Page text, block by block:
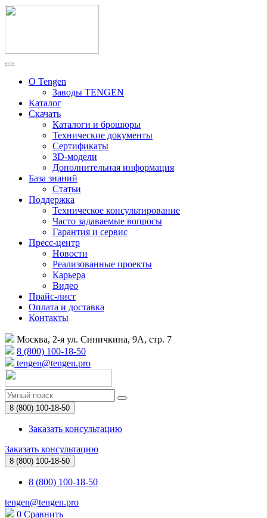
О Tengen
Заводы TENGEN
Каталог
Скачать
Каталоги и брошюры
Технические документы
Сертификаты
3D-модели
Дополнительная информация
База знаний
Статьи
Поддержка
Техническое консультирование
Часто задаваемые вопросы
Гарантия и сервис
Пресс-центр
Новости
Реализованные проекты
Карьера
Видео
Прайс-лист
Оплата и доставка
Контакты
Москва, 2-я ул. Синичкина, 9А, стр. 7
8 (800) 100-18-50
tengen@tengen.pro
8 (800) 100-18-50
Заказать консультацию
Заказать консультацию
8 (800) 100-18-50
8 (800) 100-18-50
tengen@tengen.pro
0 Сравнить